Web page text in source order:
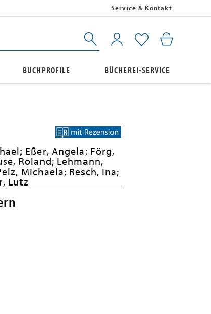
Service & Kontakt
BUCHPROFILE BÜCHEREI-SERVICE
Eßer, Angela; Förg,
Roland; Lehmann,
Michaela; Resch, Ina;
Lutz